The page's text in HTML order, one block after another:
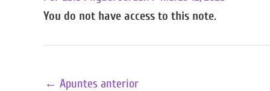
You do not have access to this note.
← Apuntes anterior